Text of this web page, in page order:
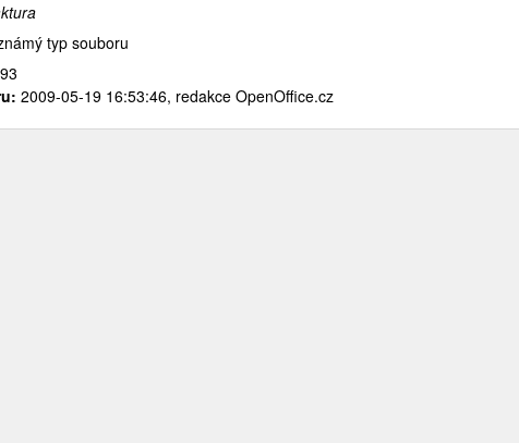
typ souboru
2009-05-19 16:53:46, redakce OpenOffice.cz